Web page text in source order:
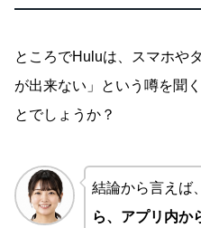
ところでHuluは、スマホや
が出来ない」という噂を聞
とでしょうか？
結論から言えば、
ら、アプリ内か